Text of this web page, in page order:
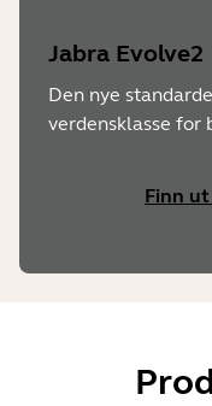
Jabra Evolve2
Den nye
verdensklasse for
Finn